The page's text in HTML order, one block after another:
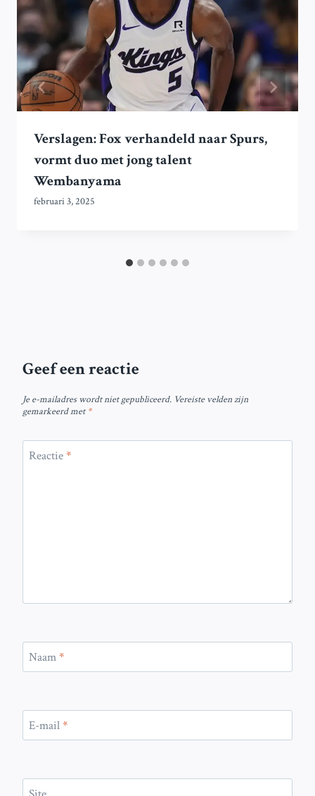
Verslagen: Fox verhandeld naar Spurs,
vormt duo met jong talent
Wembanyama
februari 3, 2025
Geef een reactie
Je e-mailadres wordt niet gepubliceerd. Vereiste velden zijn
gemarkeerd met*
Reactie*
Naam*
E-mail*